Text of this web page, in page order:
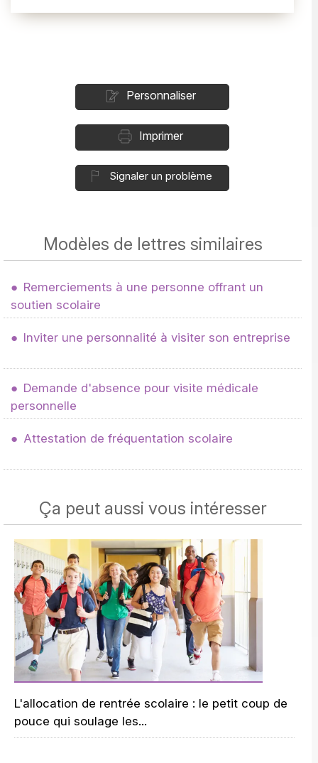
Personnaliser
Imprimer
Signaler un problème
Modèles de lettres similaires
Remerciements à une personne offrant un
soutien scolaire
Inviter une personnalité à visiter son entreprise
Demande d'absence pour visite médicale
personnelle
Attestation de fréquentation scolaire
Ça peut aussi vous intéresser
L'allocation de rentrée scolaire : le petit coup de
pouce qui soulage les...